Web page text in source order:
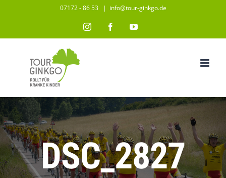
07172 - 86 53 | info@tour-ginkgo.de
InstagramFacebookYouTube
DSC_2827